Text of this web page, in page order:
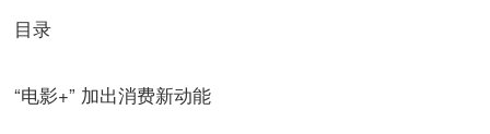
目录
“电影+” 加出消费新动能